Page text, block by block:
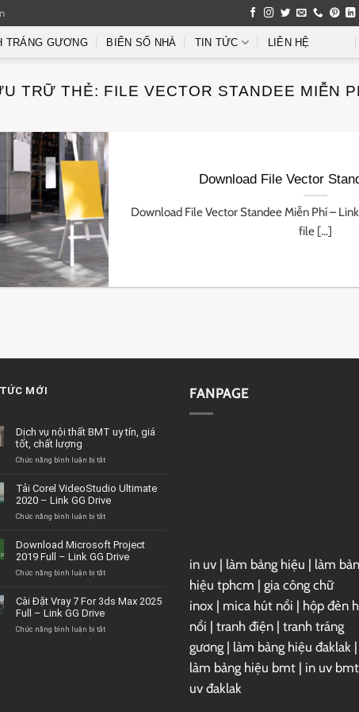
TRÁNG GƯƠNG BIỂN SỐ NHÀ TIN TỨC LIÊN HỆ
TRỮ THẺ: FILE VECTOR STANDEE MIỄN
Download File Vector
Download File Vector Standee Miễn Phí –
file [...]
MỚI
Dịch vụ nội thất BMT uy tín, giá
tốt, chất lượng
Chức năng bình luận bị tắtở
nội
thất
BMT
giá
tốt,
chất
Tải Corel VideoStudio Ultimate
2020 – Link GG Drive
Chức năng bình luận bị tắtở
VideoStudio
Ultimate
2020
GG
Download Microsoft Project
2019 Full – Link GG Drive
Chức năng bình luận bị tắtở
Project
Full
Cài Đặt Vray 7 For 3ds Max 2025
Full – Link GG Drive
Chức năng bình luận bị tắtở
FANPAGE
in uv | làm bảng hiệu | làm
hiệu tphcm | gia công chữ
inox | mica hút nổi | hộp đèn
nổi | tranh điện | tranh tráng
gương | làm bảng hiệu đaklak |
làm bảng hiệu bmt | in uv bmt
uv đaklak